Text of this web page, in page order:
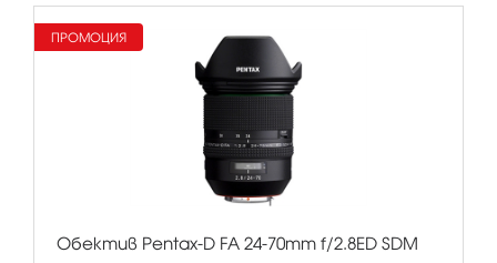
Обектив Pentax-D FA 24-70mm f/2.8ED SDM
ПРОМОЦИЯ